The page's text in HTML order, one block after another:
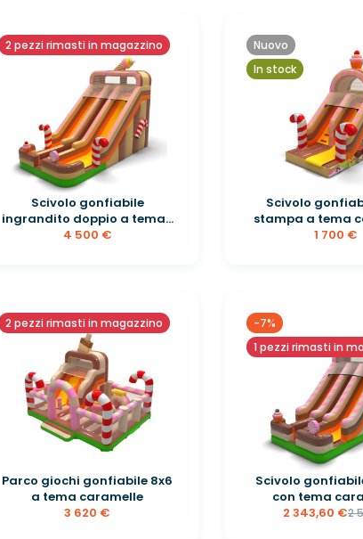
2 pezzi rimasti in magazzino
Scivolo gonfiabile
ingrandito doppio a tema...
4 500 €
Nuovo
In stock
Scivolo
stampa a tema
1 700 €
2 pezzi rimasti in magazzino
Parco giochi gonfiabile 8x6
a tema caramelle
3 620 €
-7%
1 pezzi rimasti in
Scivolo
con tema
2 343,60 €2